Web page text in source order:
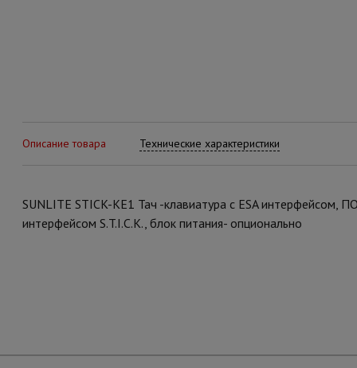
Описание товара Технические характеристики
SUNLITE STICK-KE1 Тач -клавиатура с ESA интерфейсом,
интерфейсом S.T.I.C.K., блок питания- опционально